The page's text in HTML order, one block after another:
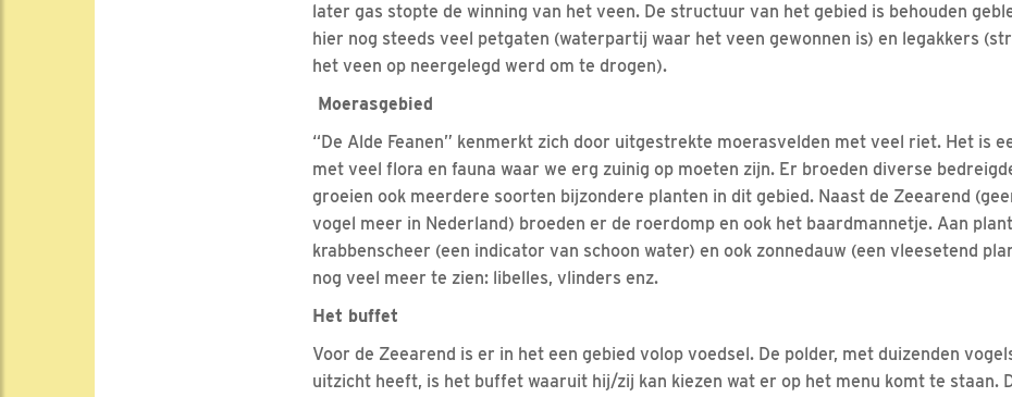
later gas stopte de winning van het veen. De structuur van het gebied is behouden
hier nog steeds veel petgaten (waterpartij waar het veen gewonnen is) en legakkers
het veen op neergelegd werd om te drogen).
Moerasgebied
“De Alde Feanen” kenmerkt zich door uitgestrekte moerasvelden met veel riet. Het is
met veel flora en fauna waar we erg zuinig op moeten zijn. Er broeden diverse
groeien ook meerdere soorten bijzondere planten in dit gebied. Naast de Zeearend
vogel meer in Nederland) broeden er de roerdomp en ook het baardmannetje. Aan
krabbenscheer (een indicator van schoon water) en ook zonnedauw (een vleesetend
nog veel meer te zien: libelles, vlinders enz.
Het buffet
Voor de Zeearend is er in het een gebied volop voedsel. De polder, met duizenden
uitzicht heeft, is het buffet waaruit hij/zij kan kiezen wat er op het menu komt te staan.